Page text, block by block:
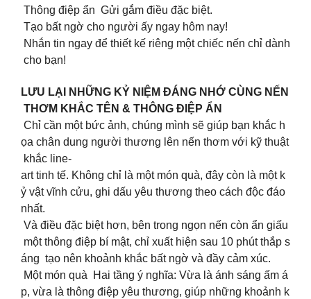
Thông điệp ẩn Gửi gắm điều đặc biệt.
Tạo bất ngờ cho người ấy ngay hôm nay!
Nhắn tin ngay để thiết kế riêng một chiếc nến chỉ dành
cho bạn!
LƯU LẠI NHỮNG KỶ NIỆM ĐÁNG NHỚ CÙNG NẾN
THƠM KHẮC TÊN & THÔNG ĐIỆP ẨN
Chỉ cần một bức ảnh, chúng mình sẽ giúp bạn khắc h
ọa chân dung người thương lên nến thơm với kỹ thuật
khắc line-
art tinh tế. Không chỉ là một món quà, đây còn là một k
ỷ vật vĩnh cửu, ghi dấu yêu thương theo cách độc đáo
nhất.
Và điều đặc biệt hơn, bên trong ngọn nến còn ẩn giấu
một thông điệp bí mật, chỉ xuất hiện sau 10 phút thắp s
áng tạo nên khoảnh khắc bất ngờ và đầy cảm xúc.
Một món quà Hai tầng ý nghĩa: Vừa là ánh sáng ấm á
p, vừa là thông điệp yêu thương, giúp những khoảnh k